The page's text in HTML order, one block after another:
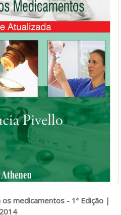
medicamentos - 1ª Edição |
2014